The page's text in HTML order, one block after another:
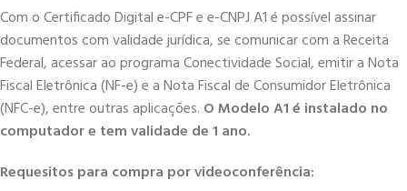
Com o Certificado Digital e-CPF e e-CNPJ A1 é possível assinar
documentos com validade jurídica, se comunicar com a Receita
Federal, acessar ao programa Conectividade Social, emitir a Nota
Fiscal Eletrônica (NF-e) e a Nota Fiscal de Consumidor Eletrônica
(NFC-e), entre outras aplicações. O Modelo A1 é instalado no
computador e tem validade de 1 ano.
Requesitos para compra por videoconferência: